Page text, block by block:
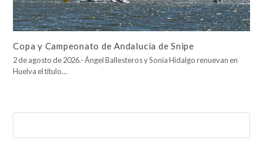
Copa y Campeonato de Andalucía de Snipe
2 de agosto de 2026.- Ángel Ballesteros y Sonia Hidalgo renuevan en
Huelva el título…